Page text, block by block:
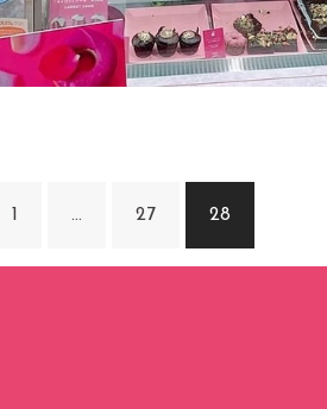
1 … 27 28